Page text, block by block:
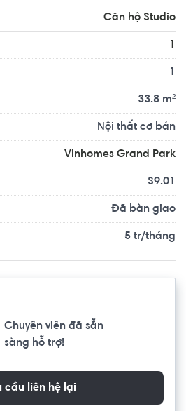
nghiệm Thành phố Công viên
đẳng cấp: công viên trung tâm
chèo thuyền Kayak, hơn 100
học VinSchool, khu văn phòng,
Căn hộ Studio
1
1
33.8 m²
Nội thất cơ bản
Vinhomes Grand Park
S9.01
Đã bàn giao
5 tr/tháng
Chuyên viên đã sẵn
sàng hỗ trợ!
cầu liên hệ lại